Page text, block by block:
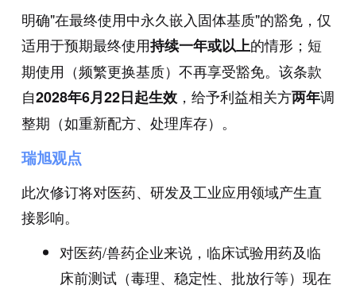
明确"在最终使用中永久嵌入固体基质"的豁免，仅
适用于预期最终使用持续一年或以上的情形；短
期使用（频繁更换基质）不再享受豁免。该条款
自2028年6月22日起生效，给予利益相关方两年调
整期（如重新配方、处理库存）。
瑞旭观点
此次修订将对医药、研发及工业应用领域产生直
接影响。
对医药/兽药企业来说，临床试验用药及临
床前测试（毒理、稳定性、批放行等）现在